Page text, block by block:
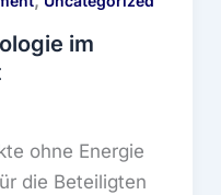
im
ohne Energie
die Beteiligten